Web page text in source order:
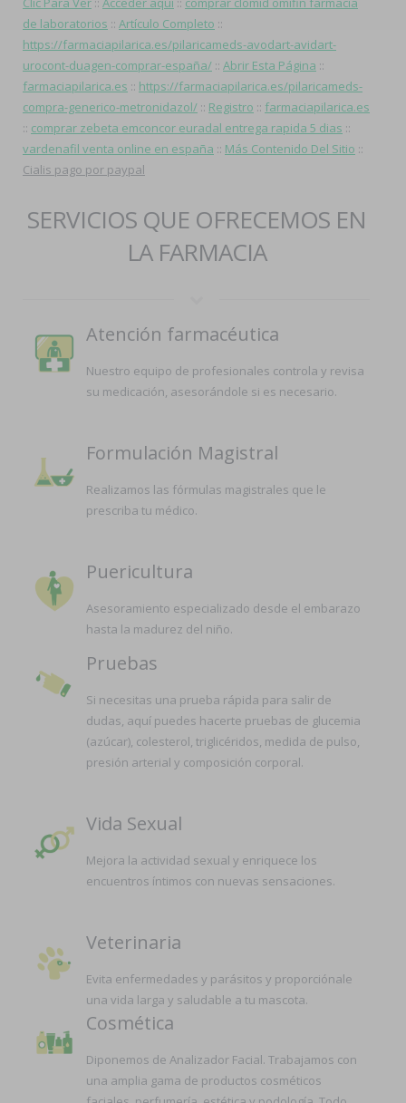
de laboratorios :: Artículo Completo ::
https://farmaciapilarica.es/pilaricameds-avodart-avidart-
urocont-duagen-comprar-españa/ :: Abrir Esta Página ::
farmaciapilarica.es :: https://farmaciapilarica.es/pilaricameds-
compra-generico-metronidazol/ :: Registro :: farmaciapilarica.es
:: comprar zebeta emconcor euradal entrega rapida 5 dias ::
vardenafil venta online en españa :: Más Contenido Del Sitio ::
Cialis pago por paypal
SERVICIOS QUE OFRECEMOS EN
LA FARMACIA
Atención farmacéutica
Nuestro equipo de profesionales controla y revisa
su medicación, asesorándole si es necesario.
Formulación Magistral
Realizamos las fórmulas magistrales que le
prescriba tu médico.
Puericultura
Asesoramiento especializado desde el embarazo
hasta la madurez del niño.
Pruebas
Si necesitas una prueba rápida para salir de
dudas, aquí puedes hacerte pruebas de glucemia
(azúcar), colesterol, triglicéridos, medida de pulso,
presión arterial y composición corporal.
Vida Sexual
Mejora la actividad sexual y enriquece los
encuentros íntimos con nuevas sensaciones.
Veterinaria
Evita enfermedades y parásitos y proporciónale
una vida larga y saludable a tu mascota.
Cosmética
Diponemos de Analizador Facial. Trabajamos con
una amplia gama de productos cosméticos